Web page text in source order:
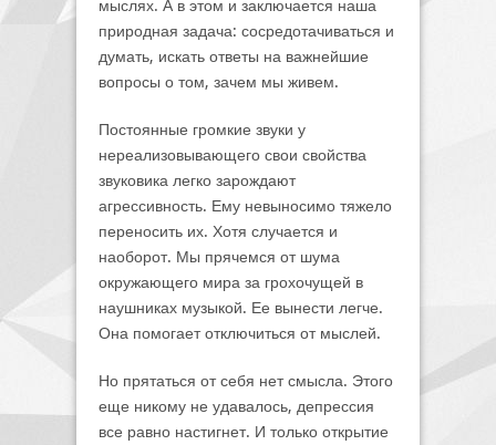
мыслях. А в этом и заключается наша
природная задача: сосредотачиваться и
думать, искать ответы на важнейшие
вопросы о том, зачем мы живем.
Постоянные громкие звуки у
нереализовывающего свои свойства
звуковика легко зарождают
агрессивность. Ему невыносимо тяжело
переносить их. Хотя случается и
наоборот. Мы прячемся от шума
окружающего мира за грохочущей в
наушниках музыкой. Ее вынести легче.
Она помогает отключиться от мыслей.
Но прятаться от себя нет смысла. Этого
еще никому не удавалось, депрессия
все равно настигнет. И только открытие